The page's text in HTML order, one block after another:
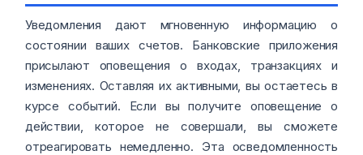
Уведомления дают мгновенную информацию о
состоянии ваших счетов. Банковские приложения
присылают оповещения о входах, транзакциях и
изменениях. Оставляя их активными, вы остаетесь в
курсе событий. Если вы получите оповещение о
действии, которое не совершали, вы сможете
отреагировать немедленно. Эта осведомленность